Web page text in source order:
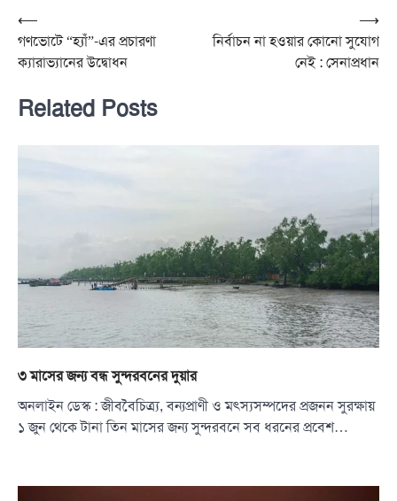
Post
navigation
⟵
গণভোটে “হ্যাঁ”-এর প্রচারণা
ক্যারাভ্যানের উদ্বোধন
নির্বাচন না হওয়ার কোনো সুযোগ
নেই : সেনাপ্রধান
⟶
Related Posts
৩ মাসের জন্য বন্ধ সুন্দরবনের দুয়ার
অনলাইন ডেস্ক : জীববৈচিত্র্য, বন্যপ্রাণী ও মৎস্যসম্পদের প্রজনন সুরক্ষায়
১ জুন থেকে টানা তিন মাসের জন্য সুন্দরবনে সব ধরনের প্রবেশ…